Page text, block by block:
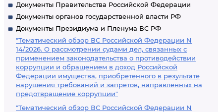
Документы Правительства Российской Федерации
Документы органов государственной власти РФ
Документы Президиума и Пленума ВС РФ
"Тематический обзор ВС Российской Федерации N
14/2026. О рассмотрении судами дел, связанных с
применением законодательства о противодействии
коррупции и обращением в доход Российской
Федерации имущества, приобретенного в результате
нарушения требований и запретов, направленных на
предотвращение коррупции"
"Тематический обзор ВС Российской Федерации N